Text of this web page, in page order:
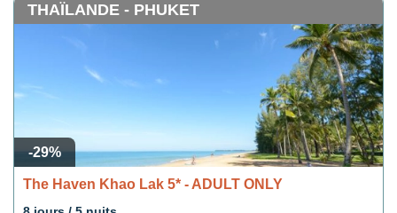
-29%
THAÏLANDE - PHUKET
The Haven Khao Lak 5* - ADULT ONLY